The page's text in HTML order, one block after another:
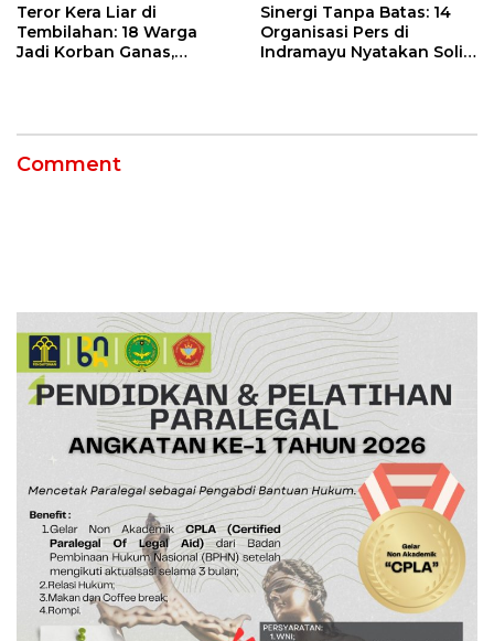
Teror Kera Liar di
Tembilahan: 18 Warga
Jadi Korban Ganas,
Sinergi Tanpa Batas: 14
Organisasi Pers di
Indramayu Nyatakan Solid
Comment